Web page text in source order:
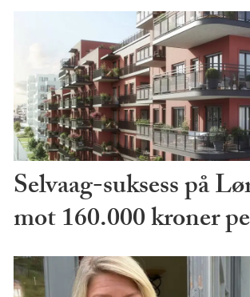
Selvaag-suksess på
mot 160.000 kroner